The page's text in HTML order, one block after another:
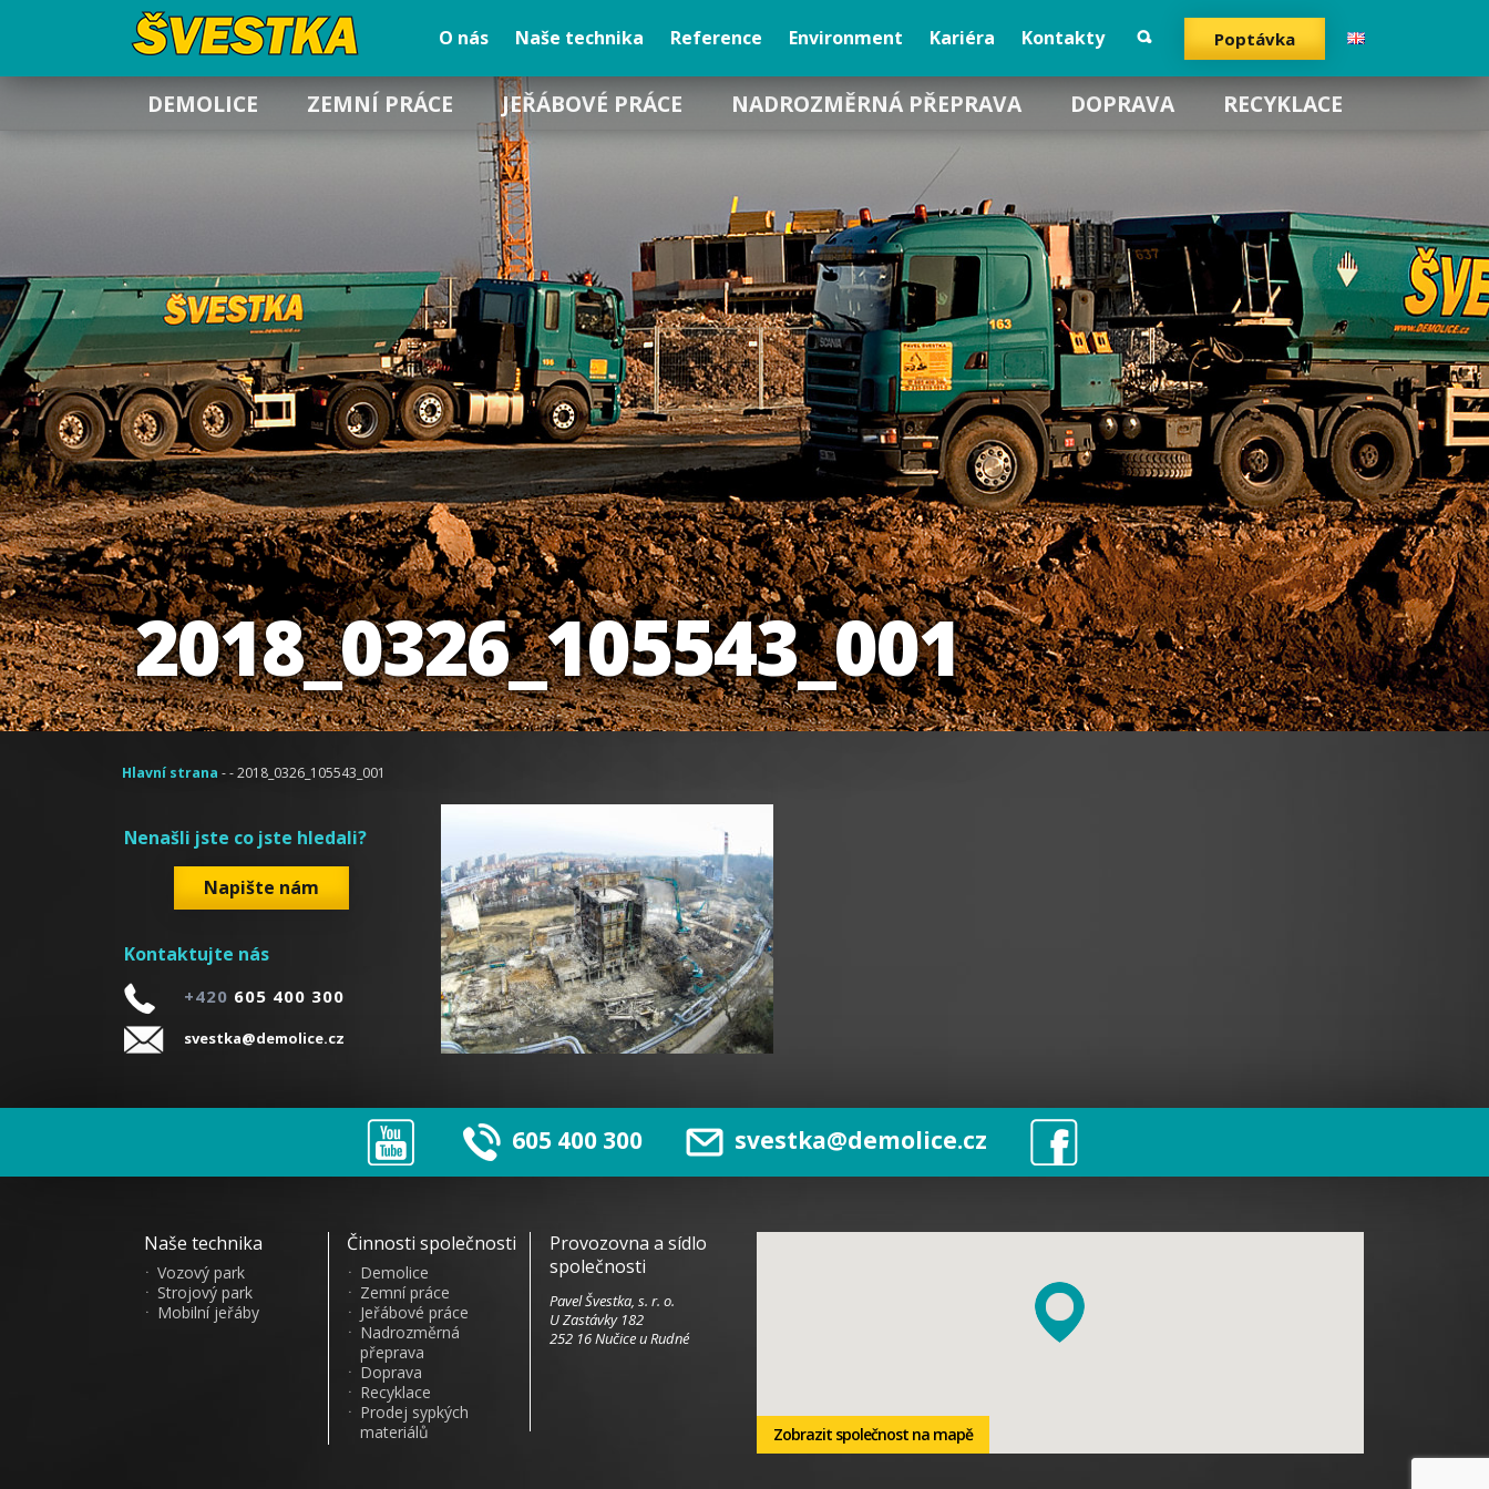
Poptávka
O nás Naše technika Reference Environment Kariéra Kontakty
DEMOLICE ZEMNÍ PRÁCE JEŘÁBOVÉ PRÁCE NADROZMĚRNÁ PŘEPRAVA DOPRAVA RECYKLACE
2018_0326_105543_001
Hlavní strana - - 2018_0326_105543_001
Nenašli jste co jste hledali?
Napište nám
Kontaktujte nás
+420 605 400 300
svestka@demolice.cz
605 400 300 svestka@demolice.cz
Naše technika
Vozový park
Strojový park
Mobilní jeřáby
Činnosti společnosti
Demolice
Zemní práce
Jeřábové práce
Nadrozměrná
přeprava
Doprava
Recyklace
Prodej sypkých
materiálů
Provozovna a sídlo
společnosti
Pavel Švestka, s. r. o.
U Zastávky 182
252 16 Nučice u Rudné
Zobrazit společnost na mapě